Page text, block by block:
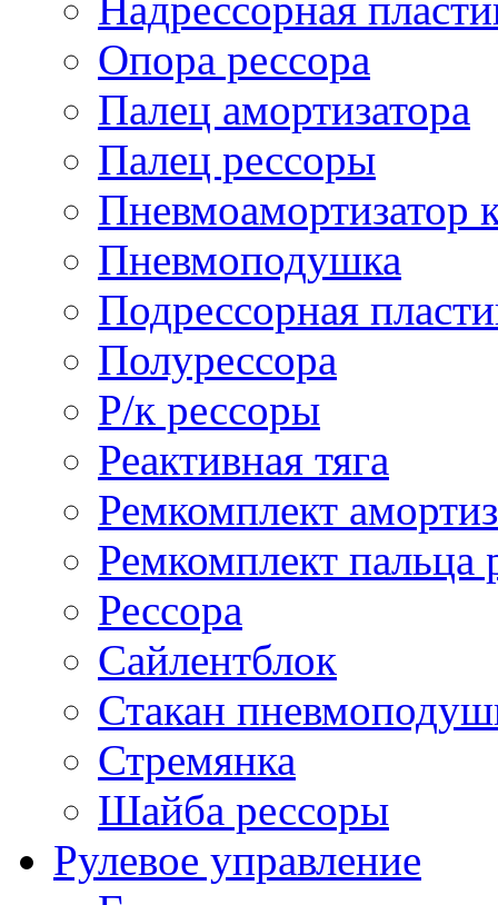
Опора рессора
Палец амортизатора
Палец рессоры
Пневмоамортизатор
Пневмоподушка
Подрессорная
Полурессора
Р/к рессоры
Реактивная тяга
Ремкомплект
Ремкомплект пальца
Рессора
Сайлентблок
Стакан
Стремянка
Шайба рессоры
Рулевое управление